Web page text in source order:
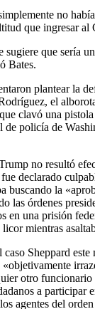
no
que ingresar al
que sería un
Bates.
plantear la
el
clavó una pistola
de policía de
no resultó
declarado
buscando la
las órdenes
en una prisión
mientras
Sheppard
«objetivamente
otro
a participar
agentes del